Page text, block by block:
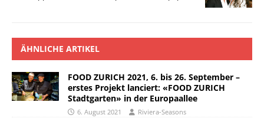
ÄHNLICHE ARTIKEL
FOOD ZURICH 2021, 6. bis 26. September –
erstes Projekt lanciert: «FOOD ZURICH
Stadtgarten» in der Europaallee
6. August 2021 Riviera-Seasons